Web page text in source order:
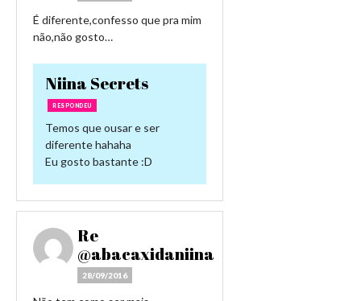
É diferente,confesso que pra mim
não,não gosto…
Niina Secrets
RESPONDEU
Temos que ousar e ser
diferente hahaha
Eu gosto bastante :D
Re
@abacaxidaniina
28/09/2016